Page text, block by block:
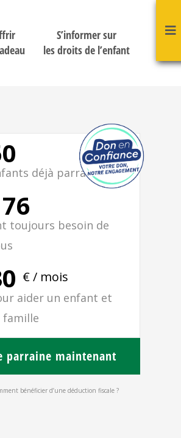
S’informer sur
les droits de l’enfant
déjà parrainés
toujours besoin de
€ / mois
aider un enfant et
famille
parraine maintenant
bénéficier d’une déduction fiscale ?